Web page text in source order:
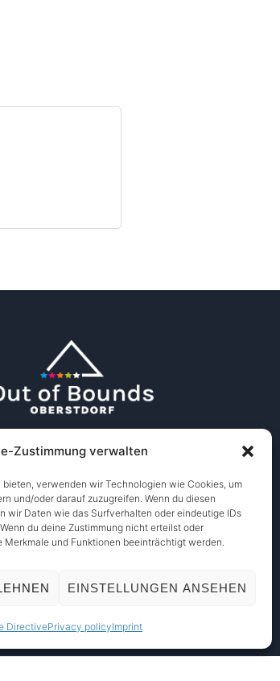
Zustimmung verwalten
bieten, verwenden wir Technologien wie Cookies, um
und/oder darauf zuzugreifen. Wenn du diesen
wir Daten wie das Surfverhalten oder eindeutige IDs
du deine Zustimmung nicht erteilst oder
Merkmale und Funktionen beeinträchtigt werden.
EINSTELLUNGEN ANSEHEN
DirectivePrivacy policyImprint